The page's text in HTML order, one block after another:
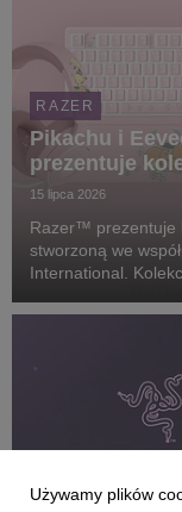
RAZER
Pikachu i
prezentuje
15 lipca 2026
Razer™ prezentuje
stworzoną we
International.
partnerów.
Używamy plików